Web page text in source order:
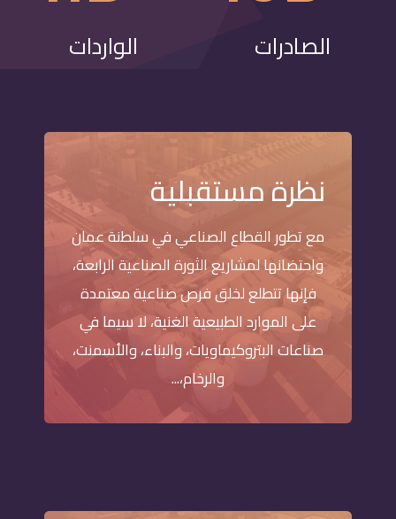
الصادرات الواردات
نظرة مستقبلية
مع تطور القطاع الصناعي في سلطنة عمان
واحتضانها لمشاريع الثورة الصناعية الرابعة،
فإنها تتطلع لخلق فرص صناعية معتمدة
على الموارد الطبيعية الغنية، لا سيما في
صناعات البتروكيماويات، والبناء، والأسمنت،
والرخام،...